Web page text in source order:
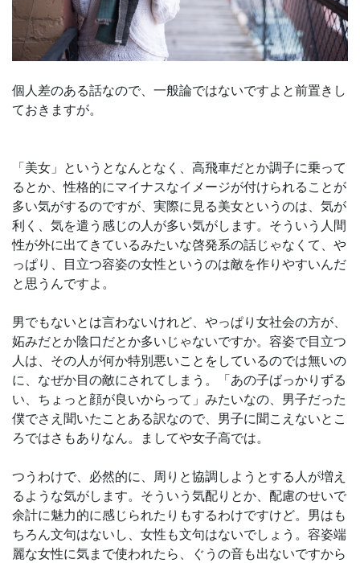
個人差のある話なので、一般論ではないですよと前置きし
ておきますが。
「美女」というとなんとなく、高飛車だとか調子に乗って
るとか、性格的にマイナスなイメージが付けられることが
多い気がするのですが、実際に見る美女というのは、気が
利く、気を遣う感じの人が多い気がします。そういう人間
性が外に出てきているみたいな啓発系の話じゃなくて、や
っぱり、目立つ容姿の女性というのは敵を作りやすいんだ
と思うんですよ。
男でもないとは言わないけれど、やっぱり女社会の方が、
妬みだとか陰口だとか多いじゃないですか。容姿で目立つ
人は、その人が何か特別悪いことをしているのでは無いの
に、なぜか目の敵にされてしまう。「あの子ばっかりずる
い、ちょっと顔が良いからって」みたいなの、男子だった
僕でさえ聞いたことある訳なので、男子に聞こえないとこ
ろではさもありなん。ましてや女子高では。
つうわけで、必然的に、周りと協調しようとする人が増え
るような気がします。そういう気配りとか、配慮のせいで
余計に魅力的に感じられたりもするわけですけど。男はも
ちろん文句はないし、女性も文句はないでしょう。容姿端
麗な女性に気まで使われたら、ぐうの音も出ないですから